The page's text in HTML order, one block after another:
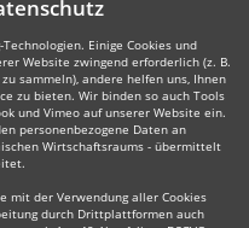
Einige Cookies und
Website zwingend erforderlich (z. B.
sammeln), andere helfen uns, Ihnen
zu bieten. Wir binden so auch Tools
und Vimeo auf unserer Website ein.
personenbezogene Daten an
Wirtschaftsraums - übermittelt
mit der Verwendung aller Cookies
durch Drittplattformen auch